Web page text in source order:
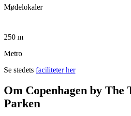
Mødelokaler
250 m
Metro
Se stedets faciliteter her
Om Copenhagen by The
Parken